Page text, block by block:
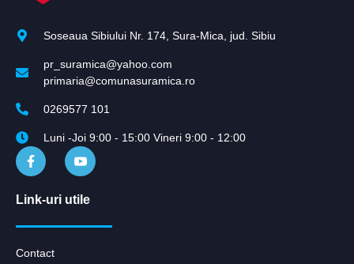
Soseaua Sibiului Nr. 174, Sura-Mica, jud. Sibiu
pr_suramica@yahoo.com
primaria@comunasuramica.ro
0269577 101
Luni -Joi 9:00 - 15:00 Vineri 9:00 - 12:00
Link-uri utile
Contact